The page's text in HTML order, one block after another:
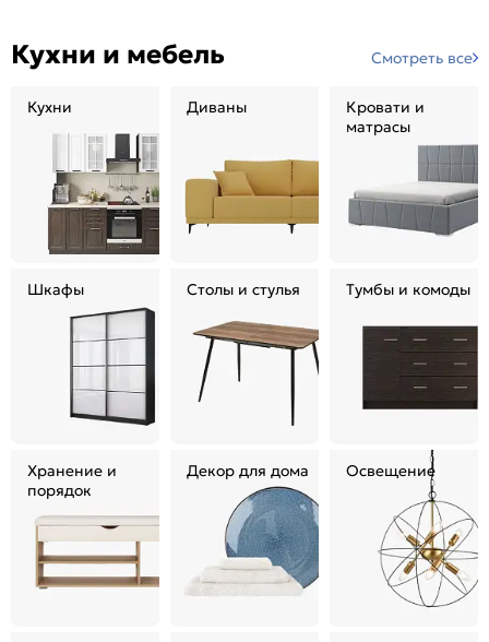
Кухни и мебель Смотреть все
Кухни Диваны
Кровати и
матрасы
Шкафы Столы и стулья Тумбы и комоды
Хранение и
порядок
Декор для дома Освещение